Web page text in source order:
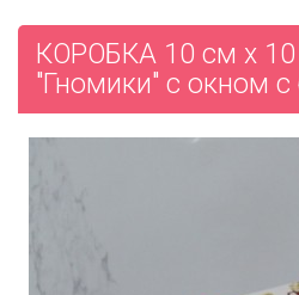
КОРОБКА 10 см х
"Гномики" с окном